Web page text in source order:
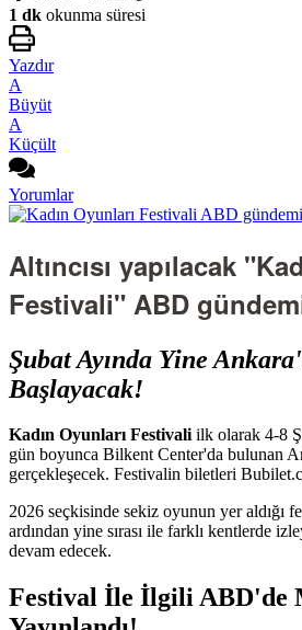
1 dk okunma süresi
Yazdır
A
Büyüt
A
Küçült
Yorumlar
Altıncısı yapılacak
Festivali" ABD
Şubat Ayında Yine
Başlayacak!
Kadın Oyunları Festivaliilk olarak 4-8
gün boyunca Bilkent Center'da bulunan
gerçekleşecek. Festivalin biletleri
2026 seçkisinde sekiz oyunun yer aldığı
ardından yine sırası ile farklı kentlerde
devam edecek.
Festival İle İlgili ABD'de